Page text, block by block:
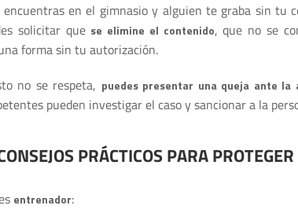
en el gimnasio y alguien te graba sin tu
solicitar que se elimine el contenido, que no se
forma sin tu autorización.
no se respeta, puedes presentar una queja ante
pueden investigar el caso y sancionar a la
PRÁCTICOS PARA
entrenador: